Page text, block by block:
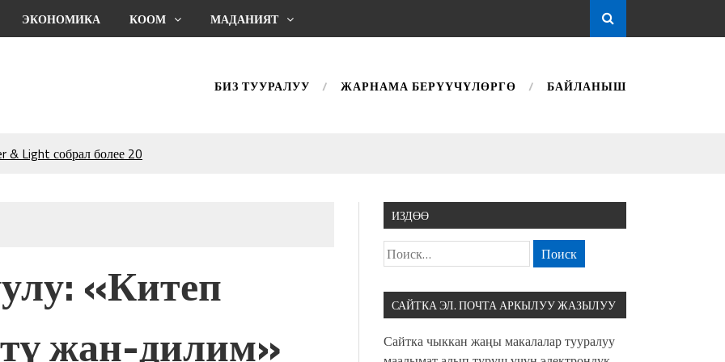
ЭКОНОМИКА КООМ МАДАНИЯТ
БИЗ ТУУРАЛУУ ЖАРНАМА БЕРҮҮЧҮЛӨРГӨ БАЙЛАНЫШ
& Light собрал более 20
шоу
Central Park
союзунун
сыймык жана чоң
«Китеп
жан-дилим»
ИЗДӨӨ
САЙТКА ЭЛ. ПОЧТА АРКЫЛУУ ЖАЗЫЛУУ
Сайтка чыккан жаңы макалалар тууралуу